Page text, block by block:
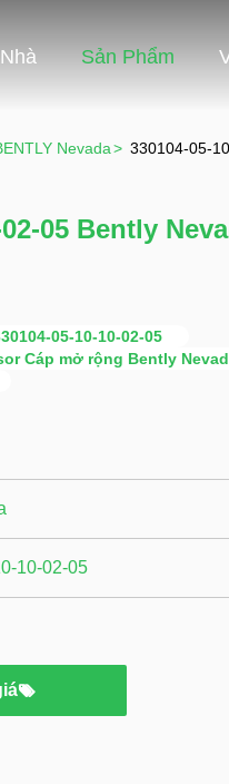
Nhà Sản Phẩm
Nevada> 330104-05-
05 Bently
05-10-10-02-05
Cáp mở rộng Bently
10-02-05